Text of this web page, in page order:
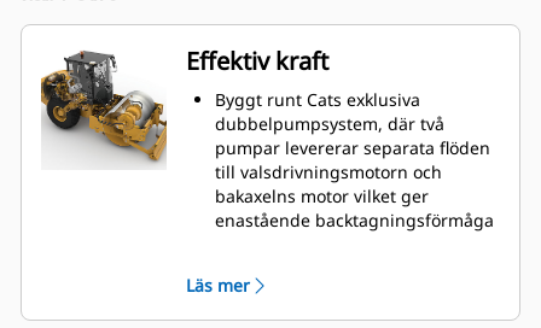
Effektiv kraft
Byggt runt Cats exklusiva
dubbelpumpsystem, där två
pumpar levererar separata flöden
till valsdrivningsmotorn och
bakaxelns motor vilket ger
enastående backtagningsförmåga
Cat® C4.4-motorn uppfyller
emissionsnormerna enligt U.S. EPA
Läs mer